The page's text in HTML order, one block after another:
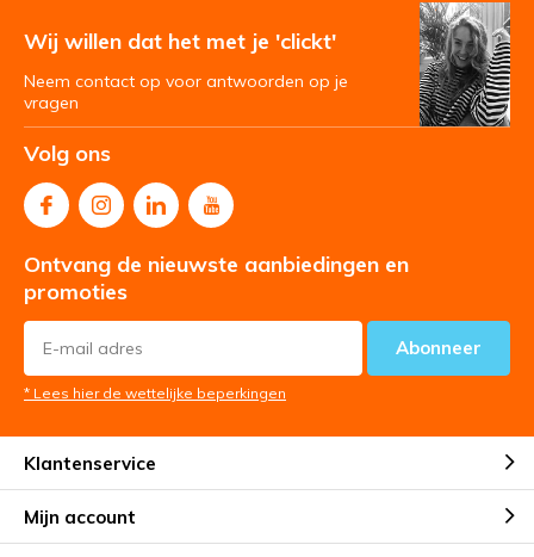
Wij willen dat het met je 'clickt'
Neem contact op voor antwoorden op je
vragen
Volg ons
Ontvang de nieuwste aanbiedingen en
promoties
Abonneer
* Lees hier de wettelijke beperkingen
Klantenservice
Mijn account